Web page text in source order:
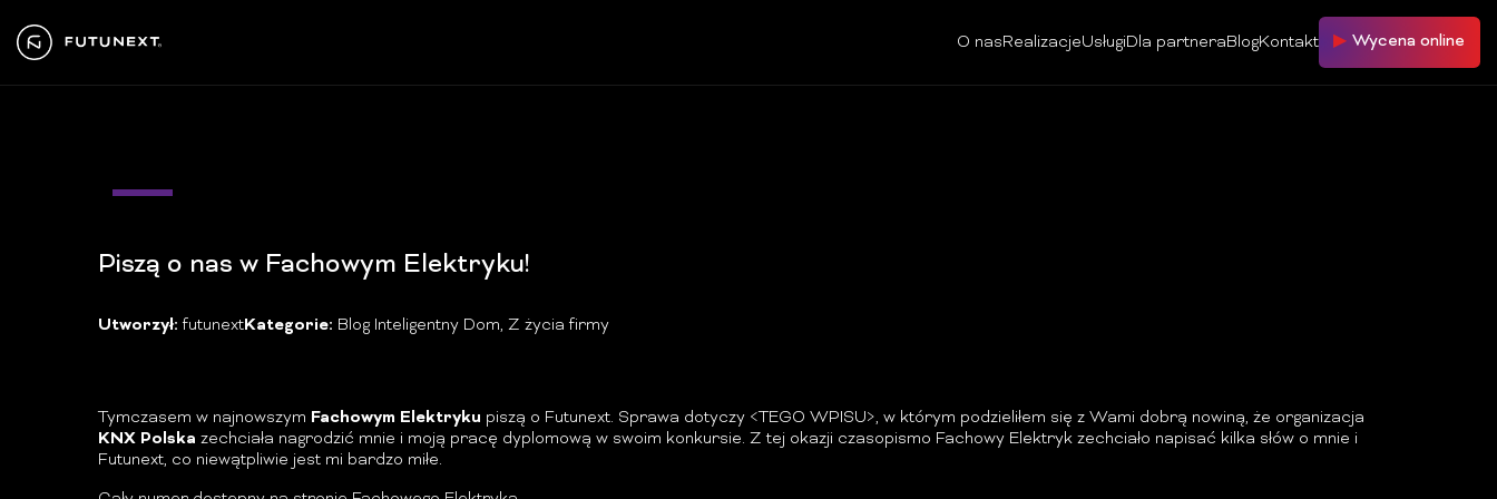
O nasRealizacjeUsługiDla partneraBlogKontakt Wycena online
Piszą o nas w Fachowym Elektryku!
Utworzył: futunextKategorie: Blog Inteligentny Dom, Z życia firmy
Tymczasem w najnowszym Fachowym Elektryku piszą o Futunext. Sprawa dotyczy <TEGO WPISU>, w którym podzieliłem się z Wami dobrą nowiną, że organizacja
KNX Polska zechciała nagrodzić mnie i moją pracę dyplomową w swoim konkursie. Z tej okazji czasopismo Fachowy Elektryk zechciało napisać kilka słów o mnie i
Futunext, co niewątpliwie jest mi bardzo miłe.